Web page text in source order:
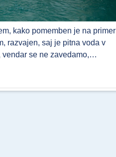
kako pomemben je na primer
razvajen, saj je pitna voda v
vendar se ne zavedamo,…